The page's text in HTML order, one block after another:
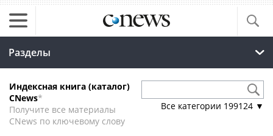
Разделы
Индексная книга (каталог)
CNews*
Получите все материалы
CNews по ключевому слову
Все категории 199124 ▼